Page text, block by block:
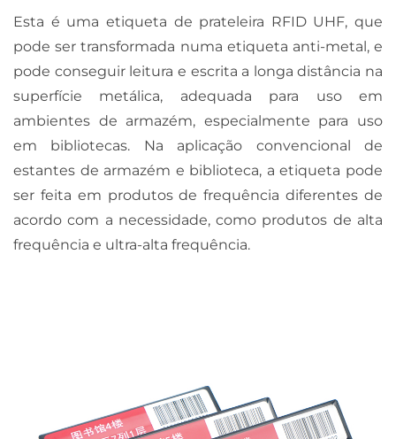
Esta é uma etiqueta de prateleira RFID UHF, que
pode ser transformada numa etiqueta anti-metal, e
pode conseguir leitura e escrita a longa distância na
superfície metálica, adequada para uso em
ambientes de armazém, especialmente para uso
em bibliotecas. Na aplicação convencional de
estantes de armazém e biblioteca, a etiqueta pode
ser feita em produtos de frequência diferentes de
acordo com a necessidade, como produtos de alta
frequência e ultra-alta frequência.